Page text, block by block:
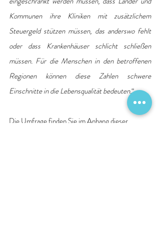
Kommunen ihre Kliniken mit zusätzlichem
Steuergeld stützen müssen, das anderswo fehlt
oder dass Krankenhäuser schlicht schließen
müssen. Für die Menschen in den betroffenen
Regionen können diese Zahlen schwere
Einschnitte in die Lebensqualität bedeuten.“
Die Umfrage finden Sie im Anhang dieser